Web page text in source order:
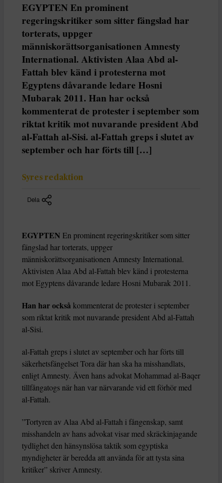
EGYPTEN En prominent
regeringskritiker som sitter fängslad har
torterats, uppger
människorättsorganisationen Amnesty
International. Aktivisten Alaa Abd al-
Fattah blev känd i protesterna mot
Egyptens dåvarande ledare Hosni
Mubarak 2011. Han har också
kommenterat de protester i september som
riktat kritik mot nuvarande president Abd
al-Fattah al-Sisi. al-Fattah greps i slutet av
september och har förts till […]
Syres redaktion
Dela
EGYPTEN En prominent regeringskritiker som sitter
fängslad har torterats, uppger
människorättsorganisationen Amnesty International.
Aktivisten Alaa Abd al-Fattah blev känd i protesterna
mot Egyptens dåvarande ledare Hosni Mubarak 2011.
Han har också kommenterat de protester i september
som riktat kritik mot nuvarande president Abd al-Fattah
al-Sisi.
al-Fattah greps i slutet av september och har förts till
säkerhetsfängelset Tora där han ska ha misshandlats,
enligt Amnesty. Även hans advokat Mohammad al-Baqer
tillfångatogs när han var närvarande vid ett förhör med
al-Fattah.
”Tortyren av Alaa Abd al-Fattah i fångenskap, samt
misshandeln av hans advokat visar med skräckinjagande
tydlighet den hänsynslösa taktik som egyptiska
myndigheter är beredda att använda för att tysta sina
kritiker” skriver Amnesty.